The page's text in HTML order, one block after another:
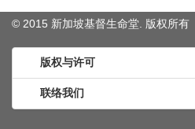
© 2015 新加坡基督生命堂. 版权所有
版权与许可
联络我们